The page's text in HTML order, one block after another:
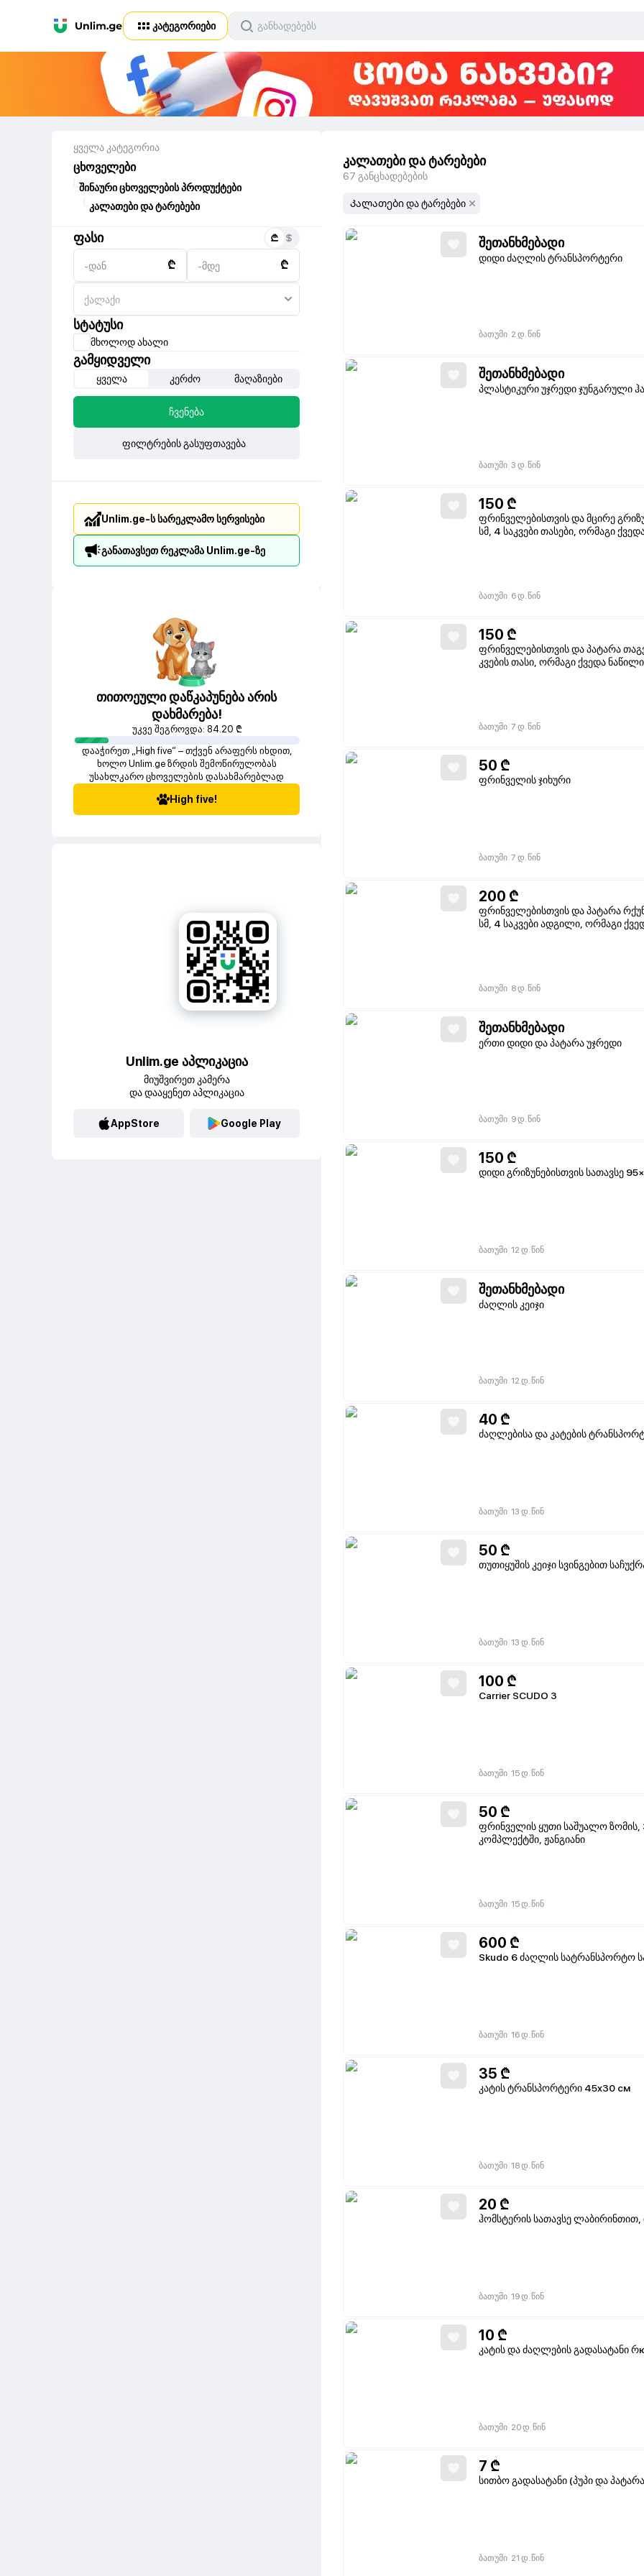
კატეგორიები
ყველა კატეგორია
ცხოველები
შინაური ცხოველების პროდუქტები
კალათები და ტარებები
ფასი
-დან ₾ -მდე ₾
სტატუსი
მხოლოდ ახალი
გამყიდველი
ყველა კერძო მაღაზიები
ჩვენება
ფილტრების გასუფთავება
Unlim.ge-ს სარეკლამო სერვისები
განათავსეთ რეკლამა Unlim.ge-ზე
თითოეული დაწკაპუნება არის
დახმარება!
უკვე შეგროვდა: 84.20 ₾
დააჭირეთ „High five“ – თქვენ არაფერს იხდით,
ხოლო Unlim.ge ზრდის შემოწირულობას
უსახლკარო ცხოველების დასახმარებლად
High five!
Unlim.ge აპლიკაცია
მიუშვირეთ კამერა
და დააყენეთ აპლიკაცია
AppStore Google Play
კალათები და ტარებები
67 განცხადებების
Კალათები და ტარებები
შეთანხმებადი
დიდი ძაღლის ტრანსპორტერი
ბათუმი 2 დ. წინ
შეთანხმებადი
პლასტიკური უჯრედი ჯუნგარული
ბათუმი 3 დ. წინ
150 ₾
ფრინველებისთვის და მცირე
სმ, 4 საკვები თასები, ორმაგი
ბათუმი 6 დ. წინ
150 ₾
ფრინველებისთვის და პატარა
კვების თასი, ორმაგი ქვედა
ბათუმი 7 დ. წინ
50 ₾
ფრინველის ჯიხური
ბათუმი 7 დ. წინ
200 ₾
ფრინველებისთვის და პატარა
სმ, 4 საკვები ადგილი, ორმაგი
ბათუმი 8 დ. წინ
შეთანხმებადი
ერთი დიდი და პატარა უჯრედი
ბათუმი 9 დ. წინ
150 ₾
დიდი გრიზუნებისთვის სათავსე
ბათუმი 12 დ. წინ
შეთანხმებადი
ძაღლის კეიჯი
ბათუმი 12 დ. წინ
40 ₾
ძაღლებისა და კატების
ბათუმი 13 დ. წინ
50 ₾
თუთიყუშის კეიჯი სვინგებით
ბათუმი 13 დ. წინ
100 ₾
Carrier SCUDO 3
ბათუმი 15 დ. წინ
50 ₾
ფრინველის ყუთი საშუალო
კომპლექტში, ჟანგიანი
ბათუმი 15 დ. წინ
600 ₾
Skudo 6 ძაღლის სატრანსპორტო
ბათუმი 16 დ. წინ
35 ₾
კატის ტრანსპორტერი 45х30 см
ბათუმი 18 დ. წინ
20 ₾
ჰომსტერის სათავსე
ბათუმი 19 დ. წინ
10 ₾
კატის და ძაღლების გადასატანი
ბათუმი 20 დ. წინ
7 ₾
სითბო გადასატანი (პუპი და
ბათუმი 21 დ. წინ